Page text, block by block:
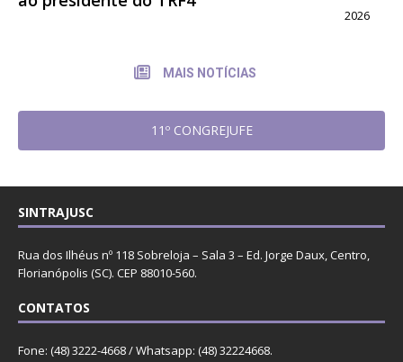
2026
MAIS NOTÍCIAS
11º CONGREJUFE
SINTRAJUSC
Rua dos Ilhéus nº 118 Sobreloja – Sala 3 – Ed. Jorge Daux, Centro,
Florianópolis (SC). CEP 88010-560.
CONTATOS
Fone: (48) 3222-4668 / Whatsapp: (48) 32224668.